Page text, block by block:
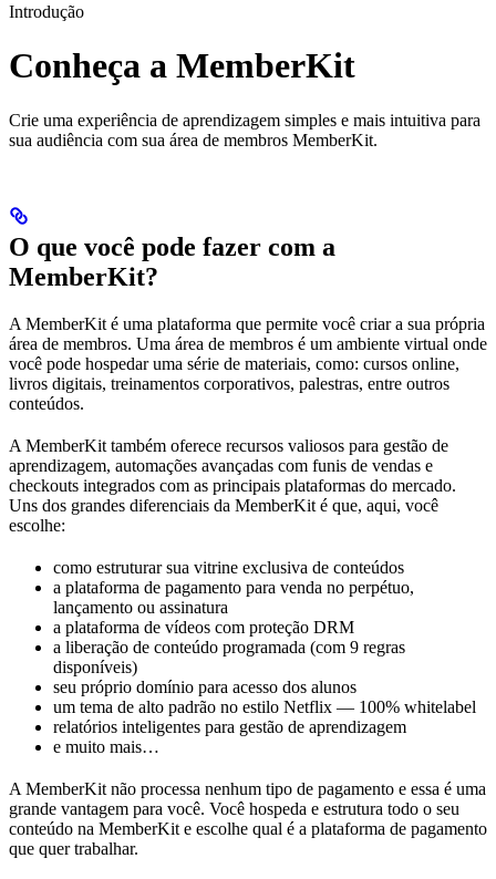
Introdução
Conheça a MemberKit
Crie uma experiência de aprendizagem simples e mais intuitiva para
sua audiência com sua área de membros MemberKit.
O que você pode fazer com a
MemberKit?
A MemberKit é uma plataforma que permite você criar a sua própria
área de membros. Uma área de membros é um ambiente virtual onde
você pode hospedar uma série de materiais, como: cursos online,
livros digitais, treinamentos corporativos, palestras, entre outros
conteúdos.
A MemberKit também oferece recursos valiosos para gestão de
aprendizagem, automações avançadas com funis de vendas e
checkouts integrados com as principais plataformas do mercado.
Uns dos grandes diferenciais da MemberKit é que, aqui, você
escolhe:
como estruturar sua vitrine exclusiva de conteúdos
a plataforma de pagamento para venda no perpétuo,
lançamento ou assinatura
a plataforma de vídeos com proteção DRM
a liberação de conteúdo programada (com 9 regras
disponíveis)
seu próprio domínio para acesso dos alunos
um tema de alto padrão no estilo Netflix — 100% whitelabel
relatórios inteligentes para gestão de aprendizagem
e muito mais…
A MemberKit não processa nenhum tipo de pagamento e essa é uma
grande vantagem para você. Você hospeda e estrutura todo o seu
conteúdo na MemberKit e escolhe qual é a plataforma de pagamento
que quer trabalhar.